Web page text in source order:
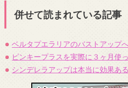
併せて読まれている記事
ベルタプエラリアのバストアップ
ピンキープラスを実際に３ヶ月使
シンデレラアップは本当に効果あ